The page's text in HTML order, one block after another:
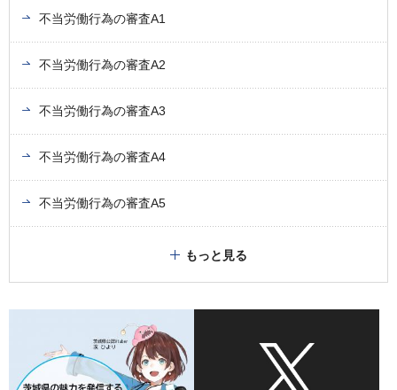
不当労働行為の審査A1
不当労働行為の審査A2
不当労働行為の審査A3
不当労働行為の審査A4
不当労働行為の審査A5
もっと見る